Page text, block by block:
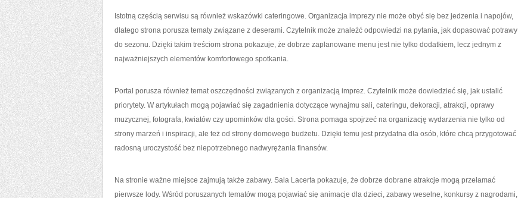
Istotną częścią serwisu są również wskazówki cateringowe. Organizacja imprezy nie może obyć się bez jedzenia i napojów,
dlatego strona porusza tematy związane z deserami. Czytelnik może znaleźć odpowiedzi na pytania, jak dopasować potrawy
do sezonu. Dzięki takim treściom strona pokazuje, że dobrze zaplanowane menu jest nie tylko dodatkiem, lecz jednym z
najważniejszych elementów komfortowego spotkania.
Portal porusza również temat oszczędności związanych z organizacją imprez. Czytelnik może dowiedzieć się, jak ustalić
priorytety. W artykułach mogą pojawiać się zagadnienia dotyczące wynajmu sali, cateringu, dekoracji, atrakcji, oprawy
muzycznej, fotografa, kwiatów czy upominków dla gości. Strona pomaga spojrzeć na organizację wydarzenia nie tylko od
strony marzeń i inspiracji, ale też od strony domowego budżetu. Dzięki temu jest przydatna dla osób, które chcą przygotować
radosną uroczystość bez niepotrzebnego nadwyrężania finansów.
Na stronie ważne miejsce zajmują także zabawy. Sala Lacerta pokazuje, że dobrze dobrane atrakcje mogą przełamać
pierwsze lody. Wśród poruszanych tematów mogą pojawiać się animacje dla dzieci, zabawy weselne, konkursy z nagrodami,